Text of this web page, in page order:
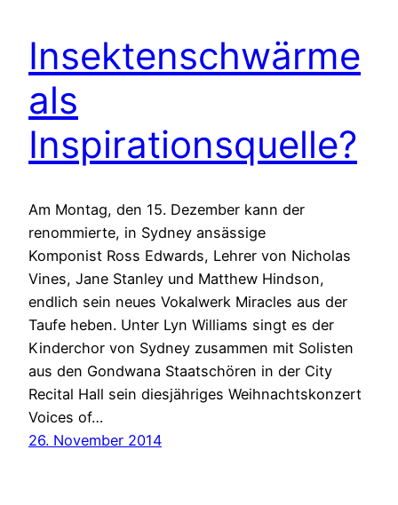
Insektenschwärme
als
Inspirationsquelle?
Am Montag, den 15. Dezember kann der
renommierte, in Sydney ansässige
Komponist Ross Edwards, Lehrer von Nicholas
Vines, Jane Stanley und Matthew Hindson,
endlich sein neues Vokalwerk Miracles aus der
Taufe heben. Unter Lyn Williams singt es der
Kinderchor von Sydney zusammen mit Solisten
aus den Gondwana Staatschören in der City
Recital Hall sein diesjähriges Weihnachtskonzert
Voices of…
26. November 2014